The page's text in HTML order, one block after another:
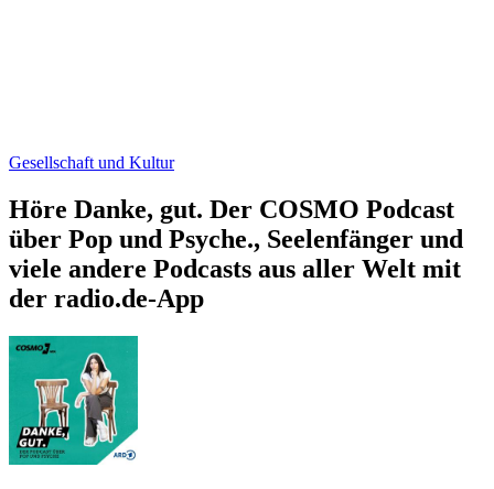
Gesellschaft und Kultur
Höre Danke, gut. Der COSMO Podcast
über Pop und Psyche., Seelenfänger und
viele andere Podcasts aus aller Welt mit
der radio.de-App